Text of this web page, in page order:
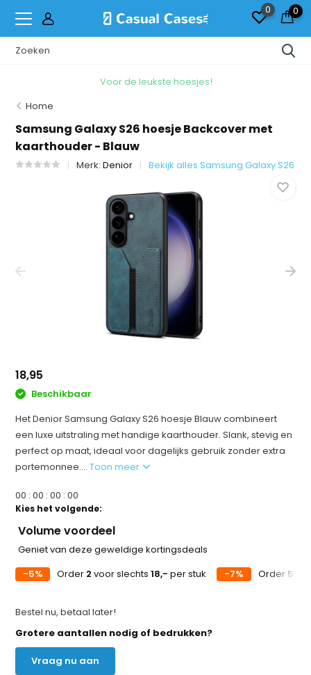
0 0
Voor de leukste hoesjes!
Home
Samsung Galaxy S26 hoesje Backcover met
kaarthouder - Blauw
Merk:Denior Bekijk alles Samsung Galaxy S26
18,95
Beschikbaar
Het Denior Samsung Galaxy S26 hoesje Blauw combineert
een luxe uitstraling met handige kaarthouder. Slank, stevig en
perfect op maat, ideaal voor dagelijks gebruik zonder extra
portemonnee....Toon meer
00 :00 :00 :00
Kies het volgende:
Volume voordeel
Geniet van deze geweldige kortingsdeals
-5%
Order 2 voor slechts18,- per stuk -7% Order 5
Bestel nu, betaal later!
Grotere aantallen nodig of bedrukken?
Vraag nu aan